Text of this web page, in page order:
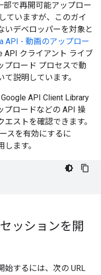
部で再開可能アップロー
ていますが、このガイ
いデベロッパーを対象と
API - 動画のアップロー
API クライアント ライブ
プロード プロセスで動
説明しています。
API Client Library
プロードなどの API 操
ストを確認できます。
スを有効にするに
ます。
ッションを開
始するには、次の URL